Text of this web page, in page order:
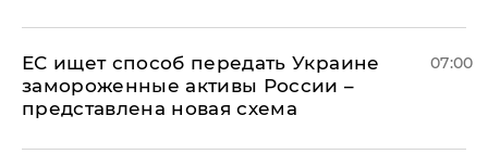
ЕС ищет способ передать Украине
замороженные активы России –
представлена новая схема
07:00